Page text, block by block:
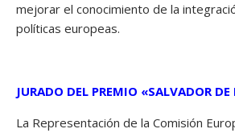
mejorar el conocimiento de la
políticas europeas.
JURADO DEL PREMIO «SALVADOR
La Representación de la Comisión